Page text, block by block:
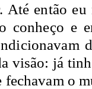
Até então
conheço e
visão: já
fechavam o